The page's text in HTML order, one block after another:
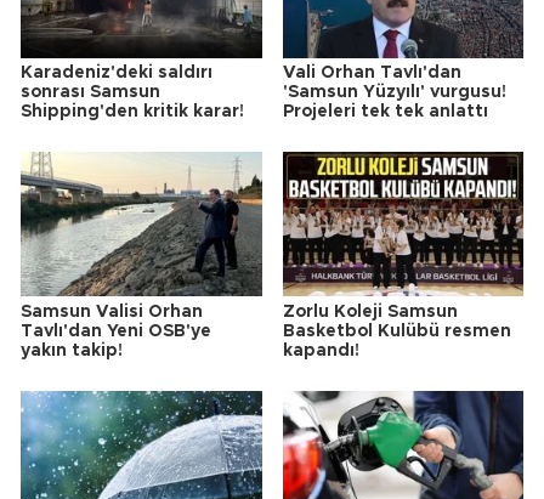
Karadeniz'deki saldırı
sonrası Samsun
Shipping'den kritik karar!
Vali Orhan Tavlı'dan
'Samsun Yüzyılı' vurgusu!
Projeleri tek tek anlattı
Samsun Valisi Orhan
Tavlı'dan Yeni OSB'ye
yakın takip!
Zorlu Koleji Samsun
Basketbol Kulübü resmen
kapandı!